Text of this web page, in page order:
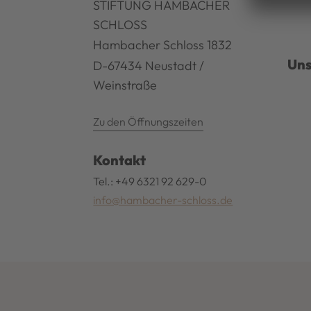
STIFTUNG HAMBACHER
SCHLOSS
Hambacher Schloss 1832
D-67434 Neustadt /
Weinstraße
Zu den Öffnungszeiten
Kontakt
Tel.: +49 6321 92 629-0
info@hambacher-schloss.de